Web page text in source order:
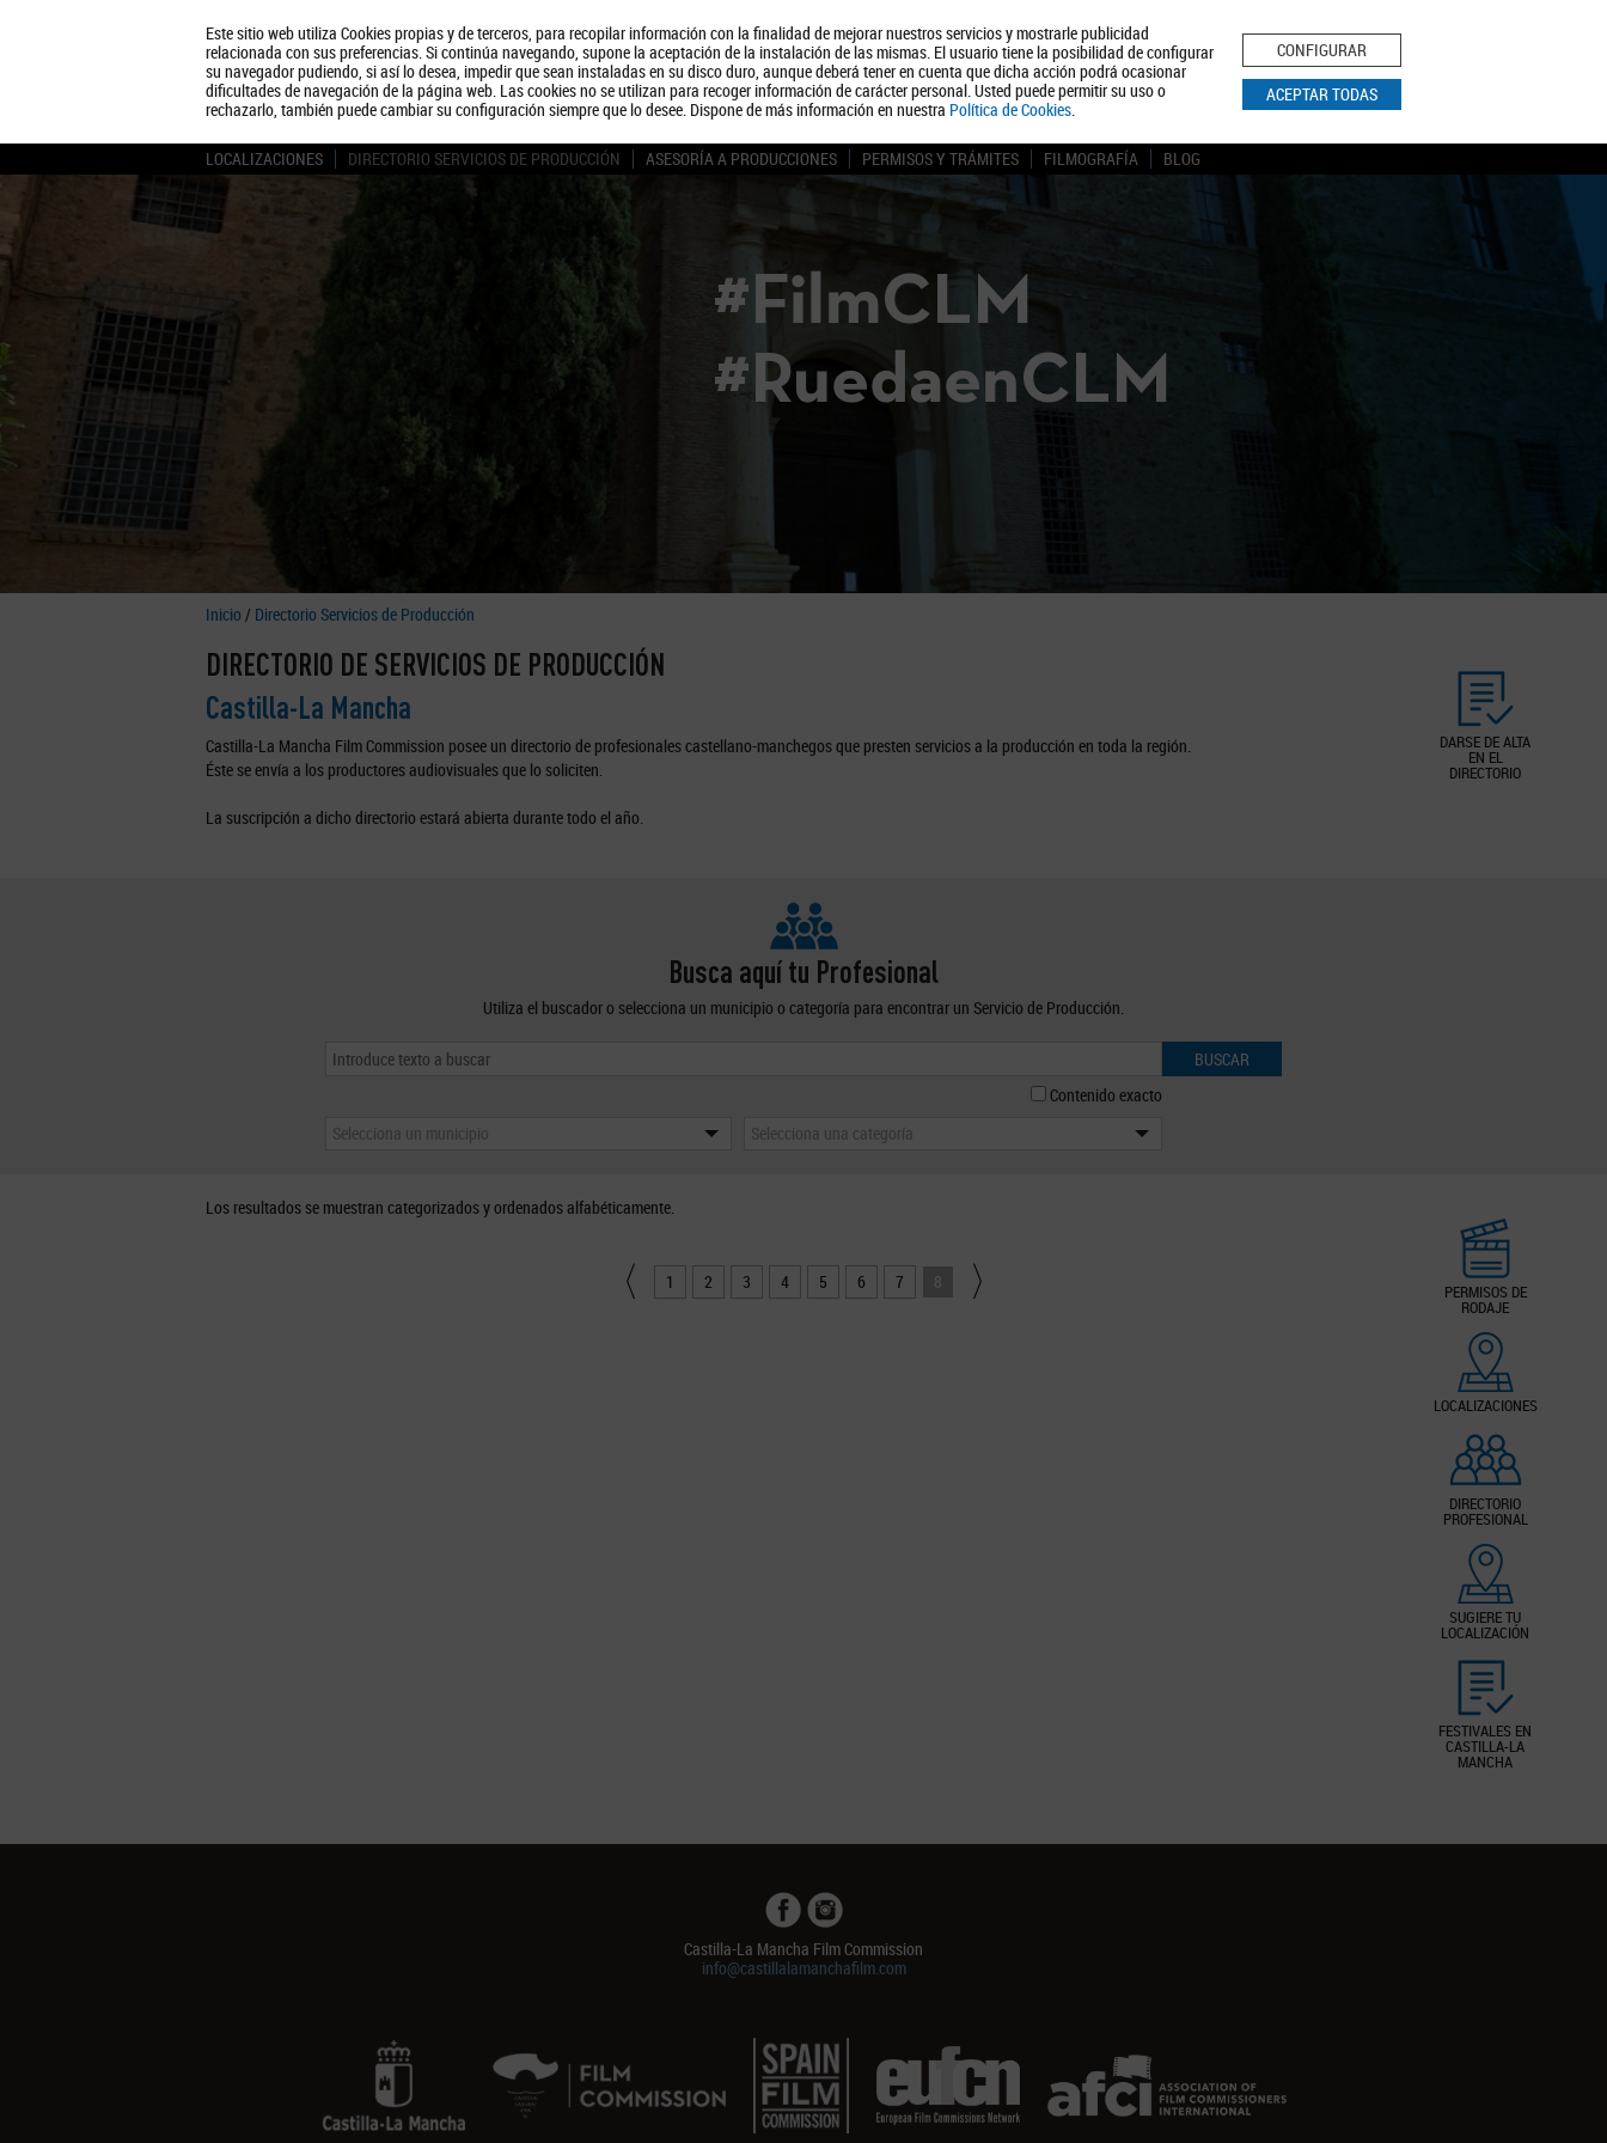
Este sitio web utiliza Cookies propias y de terceros, para recopilar información con la finalidad de mejorar nuestros servicios y mostrarle publicidad
relacionada con sus preferencias. Si continúa navegando, supone la aceptación de la instalación de las mismas. El usuario tiene la posibilidad de configurar
su navegador pudiendo, si así lo desea, impedir que sean instaladas en su disco duro, aunque deberá tener en cuenta que dicha acción podrá ocasionar
dificultades de navegación de la página web. Las cookies no se utilizan para recoger información de carácter personal. Usted puede permitir su uso o
rechazarlo, también puede cambiar su configuración siempre que lo desee. Dispone de más información en nuestra Política de Cookies.
CONFIGURAR
ACEPTAR TODAS
Quiénes somos Turismo Política de Privacidad Aviso Legal Política de Cookies
BUSCAR
LOCALIZACIONES DIRECTORIO SERVICIOS DE PRODUCCIÓN ASESORÍA A PRODUCCIONES PERMISOS Y TRÁMITES FILMOGRAFÍA BLOG
#FilmCLM
#RuedaenCLM
Inicio / Directorio Servicios de Producción
DARSE DE ALTA
EN EL
DIRECTORIO
DIRECTORIO DE SERVICIOS DE PRODUCCIÓN
Castilla-La Mancha
Castilla-La Mancha Film Commission posee un directorio de profesionales castellano-manchegos que presten servicios a la producción en toda la región.
Éste se envía a los productores audiovisuales que lo soliciten.
La suscripción a dicho directorio estará abierta durante todo el año.
Busca aquí tu Profesional
Utiliza el buscador o selecciona un municipio o categoría para encontrar un Servicio de Producción.
BUSCAR
Contenido exacto
Selecciona un municipio
Selecciona una categoría
PERMISOS DE
RODAJE
LOCALIZACIONES
DIRECTORIO
PROFESIONAL
SUGIERE TU
LOCALIZACIÓN
FESTIVALES EN
CASTILLA-LA
MANCHA
Los resultados se muestran categorizados y ordenados alfabéticamente.
1 2 3 4 5 6 7 8
Castilla-La Mancha Film Commission
info@castillalamanchafilm.com